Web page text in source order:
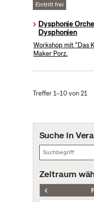
Eintritt frei
Dysphonie
Dysphonien
Workshop mit "Das
Maker Porz.
Treffer 1–10 von 21
Suche in
Zeitraum